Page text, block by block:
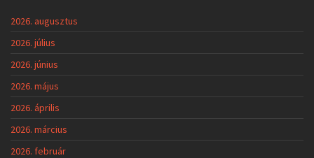
2026. augusztus
2026. július
2026. június
2026. május
2026. április
2026. március
2026. február